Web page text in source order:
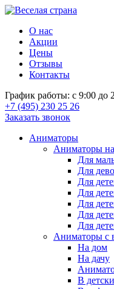
О нас
Акции
Цены
Отзывы
Контакты
График работы: с 9:00 до
+7 (495) 230 25 26
Заказать звонок
Аниматоры
Аниматоры
Для
Для
Для
Для
Для
Для
Для
Аниматоры с
На дом
На дачу
В